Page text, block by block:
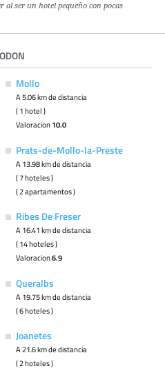
ser un hotel pequeño con pocas
Mollo
A 5.06 km de distancia
( 1 hotel )
Valoracion 10.0
Prats-de-Mollo-la-Preste
A 13.98 km de distancia
( 7 hoteles )
( 2 apartamentos )
Ribes De Freser
A 16.41 km de distancia
( 14 hoteles )
Valoracion6.9
Queralbs
A 19.75 km de distancia
( 6 hoteles )
Joanetes
A 21.6 km de distancia
( 2 hoteles )